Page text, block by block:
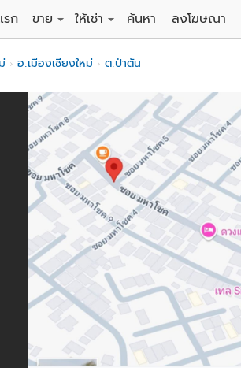
รก
ขาย
ขายบ้าน
ขายคอนโด
ขายทาวน์เฮาส์
ขายอพาร์ทเม้นท์ / โรงแรม
ขายอาคารพาณิชย์ / สำนักงาน
ขายโรงงาน / โกดัง
ให้เช่า
ให้เช่าบ้าน
ให้เช่าทาวน์เฮาส์
ให้เช่าอพาร์ทเม้นท์ / โรงแรม
ให้เช่าอาคารพาณิชย์ / สำนักงาน
ให้เช่าโรงงาน / โกดัง
ค้นหา ลงโฆษณา
อ.เมืองเชียงใหม่ ต.ป่าตัน